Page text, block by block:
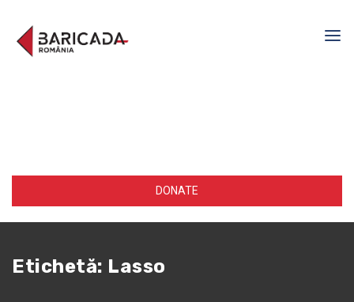
DONATE
Etichetă: Lasso